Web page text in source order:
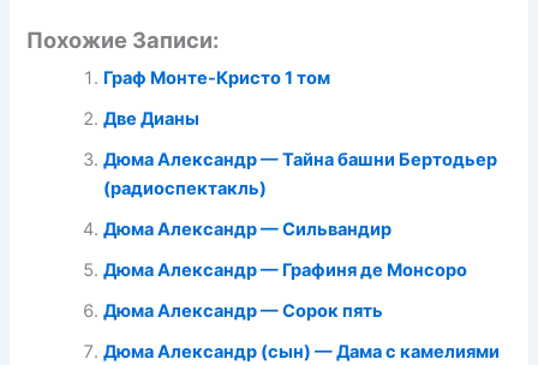
Похожие Записи:
Граф Монте-Кристо 1 том
Две Дианы
Дюма Александр — Тайна башни Бертодьер
(радиоспектакль)
Дюма Александр — Сильвандир
Дюма Александр — Графиня де Монсоро
Дюма Александр — Сорок пять
Дюма Александр (сын) — Дама с камелиями